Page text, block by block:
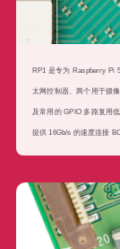
太网控制器、两个用于摄
及常用的 GPIO 多路复用